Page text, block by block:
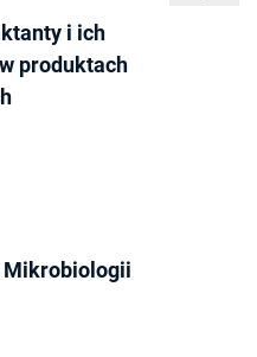
i ich
produktach
Mikrobiologii